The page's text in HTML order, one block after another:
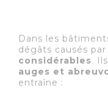
Dans les
dégâts causés
considérables.
auges et
entraîne :